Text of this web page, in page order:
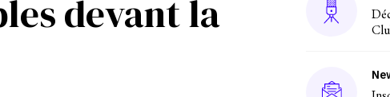
devant la